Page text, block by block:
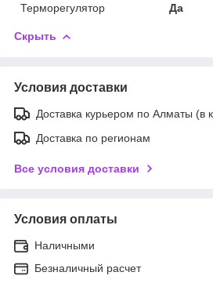
Терморегулятор
Да
Скрыть
Условия доставки
Доставка курьером по Алматы (в
Доставка по регионам
Все условия доставки
Условия оплаты
Наличными
Безналичный расчет